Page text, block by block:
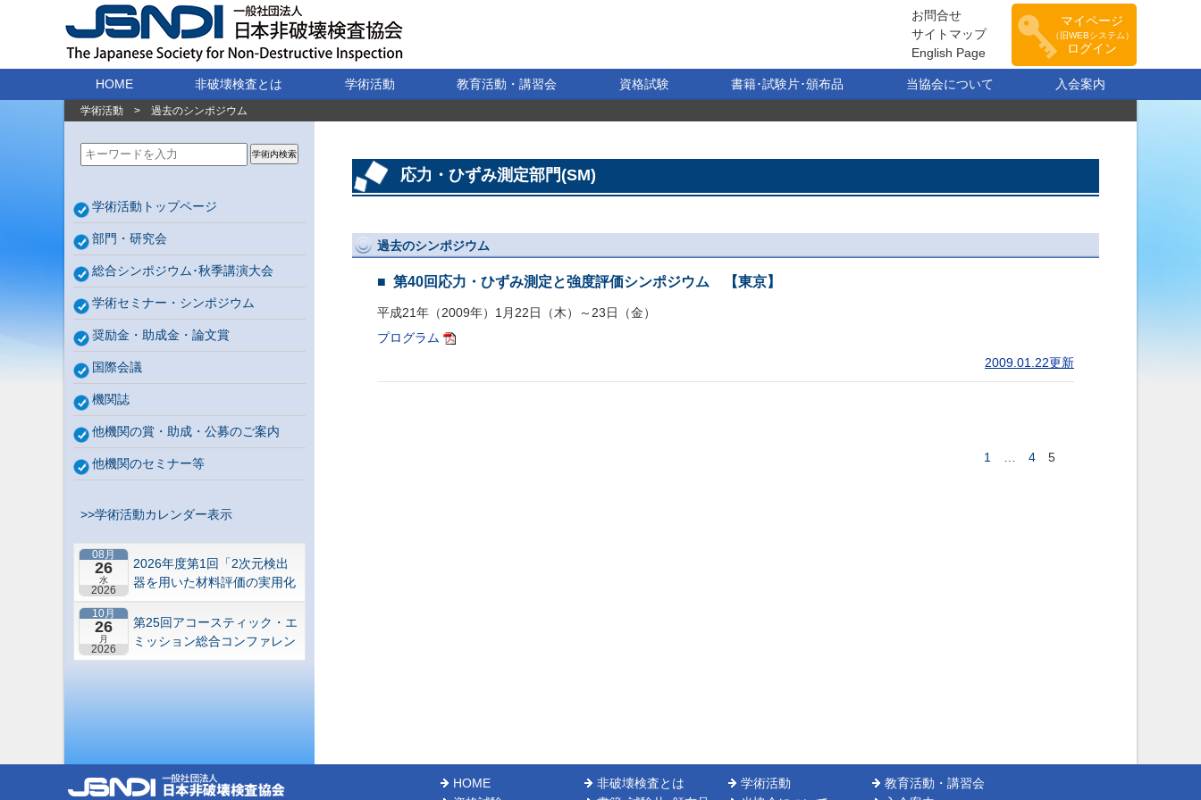
お問合せ
サイトマップ
English Page
マイページ
（旧WEBシステム）
ログイン
HOME 非破壊検査とは 学術活動 教育活動・講習会 資格試験 書籍･試験片･頒布品 当協会について 入会案内
学術活動 > 過去のシンポジウム
学術内検索
学術活動トップページ
部門・研究会
総合シンポジウム･秋季講演大会
学術セミナー・シンポジウム
奨励金・助成金・論文賞
国際会議
機関誌
他機関の賞・助成・公募のご案内
他機関のセミナー等
>>学術活動カレンダー表示
08月
26
水
2026
2026年度第1回「2次元検出
器を用いた材料評価の実用化
研究会」研究セミナー
10月
26
月
2026
第25回アコースティック・エ
ミッション総合コンファレン
ス－“音や振動”で拓くNDEの
応力・ひずみ測定部門(SM)
過去のシンポジウム
第40回応力・ひずみ測定と強度評価シンポジウム 【東京】
平成21年（2009年）1月22日（木）～23日（金）
プログラム
2009.01.22更新
1 4 5
HOME 非破壊検査とは 学術活動
教育活動・講習会